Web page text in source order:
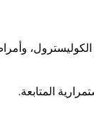
المتابعة.